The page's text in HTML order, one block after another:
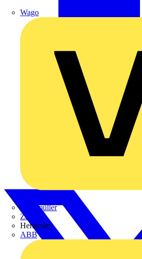
Wago
Weidmüller
Zaptec
Hersteller
ABB